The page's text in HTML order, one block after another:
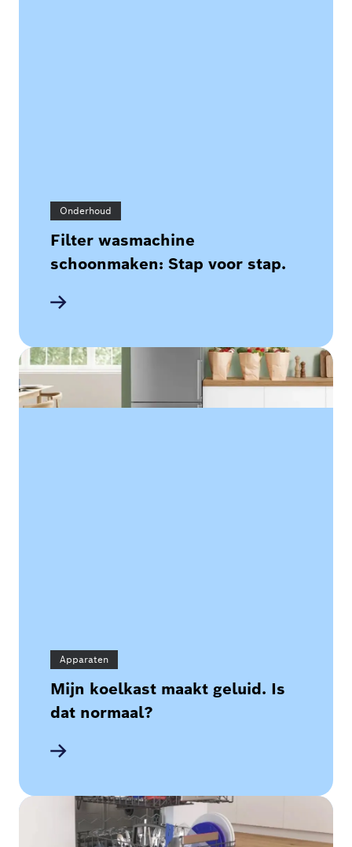
Onderhoud
Filter wasmachine
schoonmaken: Stap voor stap.
Apparaten
Mijn koelkast maakt geluid. Is
dat normaal?